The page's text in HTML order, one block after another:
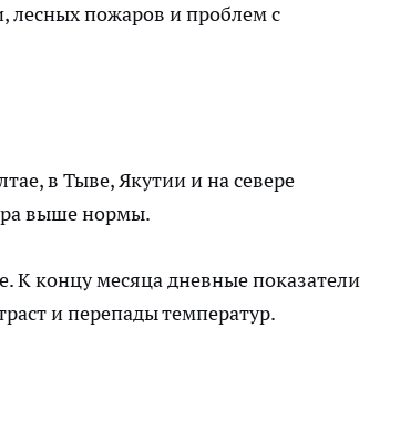
лесных пожаров и проблем с
в Тыве, Якутии и на севере
выше нормы.
К концу месяца дневные показатели
и перепады температур.